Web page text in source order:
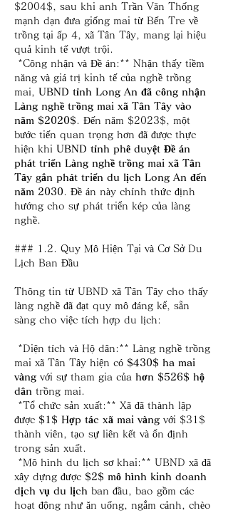
$2004$, sau khi anh Trần Văn Thống
mạnh dạn đưa giống mai từ Bến Tre về
trồng tại ấp 4, xã Tân Tây, mang lại hiệu
quả kinh tế vượt trội.
*Công nhận và Đề án:** Nhận thấy tiềm
năng và giá trị kinh tế của nghề trồng
mai, UBND tỉnh Long An đã công nhận
Làng nghề trồng mai xã Tân Tây vào
năm $2020$ . Đến năm $2023$, một
bước tiến quan trọng hơn đã được thực
hiện khi UBND tỉnh phê duyệt Đề án
phát triển Làng nghề trồng mai xã Tân
Tây gắn phát triển du lịch Long An đến
năm 2030. Đề án này chính thức định
hướng cho sự phát triển kép của làng
nghề.
### 1.2. Quy Mô Hiện Tại và Cơ Sở Du
Lịch Ban Đầu
Thông tin từ UBND xã Tân Tây cho thấy
làng nghề đã đạt quy mô đáng kể, sẵn
sàng cho việc tích hợp du lịch:
*Diện tích và Hộ dân:** Làng nghề trồng
mai xã Tân Tây hiện có $430$ ha mai
vàng với sự tham gia của hơn $526$ hộ
dân trồng mai.
*Tổ chức sản xuất:** Xã đã thành lập
được $1$ Hợp tác xã mai vàng với $31$
thành viên, tạo sự liên kết và ổn định
trong sản xuất.
*Mô hình du lịch sơ khai:** UBND xã đã
xây dựng được $2$ mô hình kinh doanh
dịch vụ du lịch ban đầu, bao gồm các
hoạt động như ăn uống, ngắm cảnh, chèo